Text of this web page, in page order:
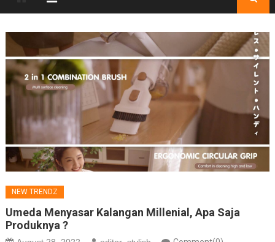
NEW TRENDZ
Umeda Menyasar Kalangan Millenial, Apa Saja
Produknya ?